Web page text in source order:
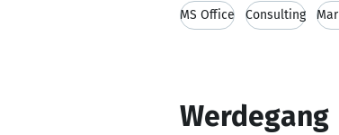
MS Office Consulting
Werdegang